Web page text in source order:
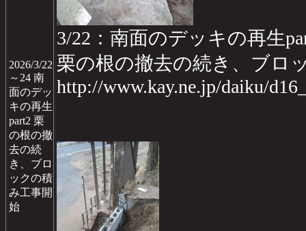
2026/3/22
～24 南
面のデッ
キの再生
part2 栗
の根の撤
去の続
き、ブロ
ックの積
み工事開
始
3/22：南面のデッキの再生
栗の根の撤去の続き、ブロ
http://www.kay.ne.jp/daiku/